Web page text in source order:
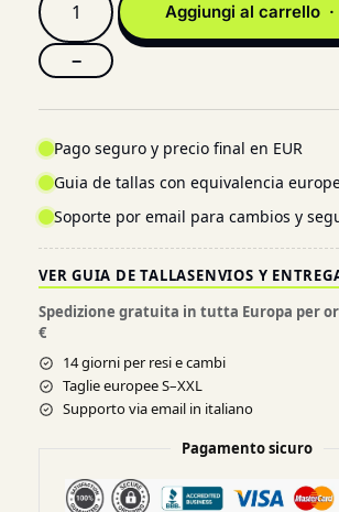
−
Aggiungi al carrello
Pago seguro y precio final en EUR
Guia de tallas con equivalencia
Soporte por email para cambios y
VER GUIA DE TALLASENVIOS Y
Spedizione gratuita in tutta Europa per
€
14 giorni per resi e cambi
Taglie europee S–XXL
Supporto via email in italiano
Pagamento sicuro